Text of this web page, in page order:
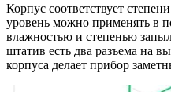
Корпус соответствует
уровень можно применять в
влажностью и степенью
штатив есть два разъема на
корпуса делает прибор